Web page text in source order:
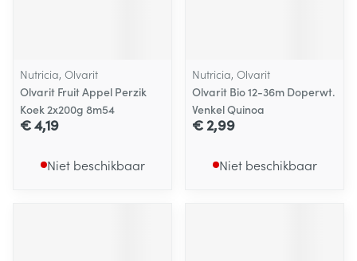
Nutricia, Olvarit
Olvarit Fruit Appel Perzik
Koek 2x200g 8m54
€ 4,19
Niet beschikbaar
Nutricia, Olvarit
Olvarit Bio 12-36m Doperwt.
Venkel Quinoa
€ 2,99
Niet beschikbaar